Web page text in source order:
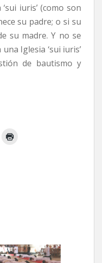
iuris’ (como son
su padre; o si su
su madre. Y no se
Iglesia ‘sui iuris’
de bautismo y